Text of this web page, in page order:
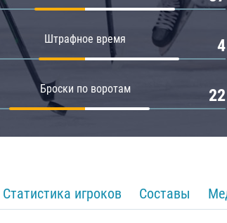
Штрафное время 4
Броски по воротам 22
Статистика игроков Составы